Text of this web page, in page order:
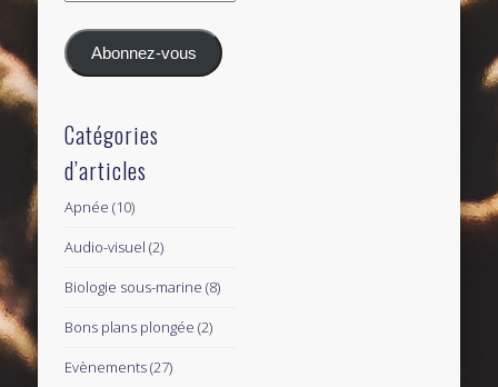
mail
Abonnez-vous
Catégories
d’articles
Apnée (10)
Audio-visuel (2)
Biologie sous-marine (8)
Bons plans plongée (2)
Evènements(27)